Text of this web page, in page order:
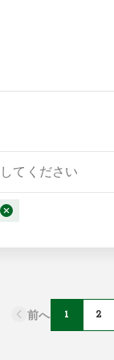
前へ 1 2